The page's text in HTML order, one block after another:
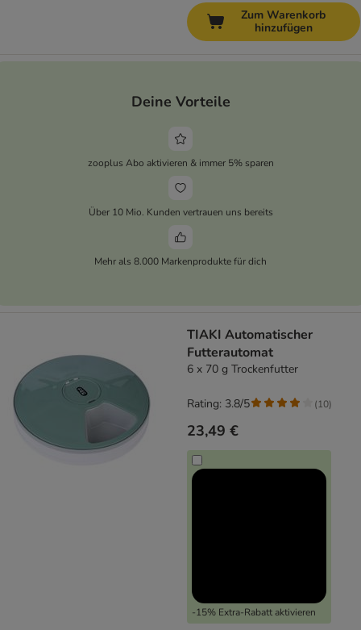
Zum Warenkorb
hinzufügen
Deine Vorteile
zooplus Abo aktivieren & immer 5% sparen
Über 10 Mio. Kunden vertrauen uns bereits
Mehr als 8.000 Markenprodukte für dich
TIAKI Automatischer
Futterautomat
6 x 70 g Trockenfutter
23,49 €
-15% Extra-Rabatt aktivieren
Rating: 3.8/5 (10)